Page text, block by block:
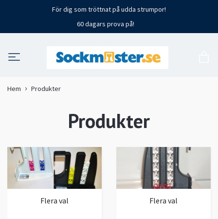
För dig som tröttnat på udda strumpor!
60 dagars prova på!
Hem Produkter
Produkter
Flera val Flera val